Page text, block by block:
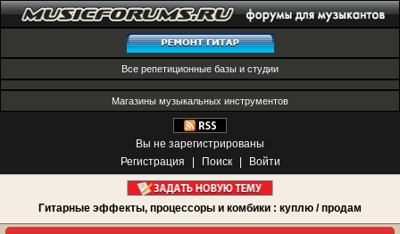
Все репетиционные базы и студии
Магазины музыкальных инструментов
Вы не зарегистрированы
Регистрация
Поиск Войти
Гитарные эффекты, процессоры и комбики : куплю / продам